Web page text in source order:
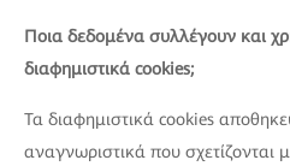
Ποια δεδομένα συλλέγουν και
διαφημιστικά cookies;
Τα διαφημιστικά cookies
αναγνωριστικά που σχετίζονται